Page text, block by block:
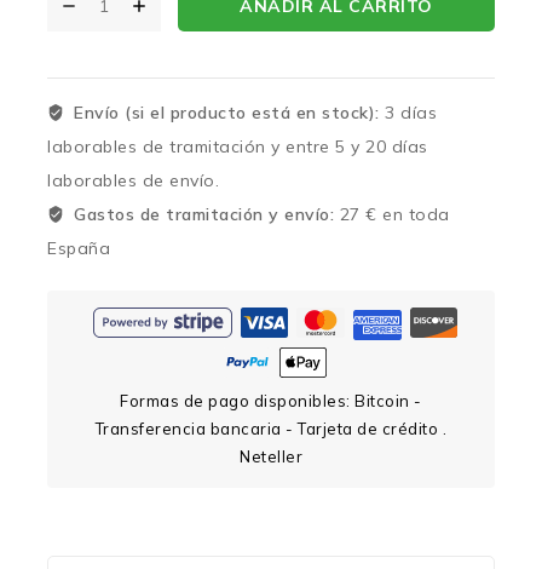
AÑADIR AL CARRITO
Envío (si el producto está en stock): 3 días
laborables de tramitación y entre 5 y 20 días
laborables de envío.
Gastos de tramitación y envío: 27 € en toda
España
Formas de pago disponibles: Bitcoin -
Transferencia bancaria - Tarjeta de crédito .
Neteller